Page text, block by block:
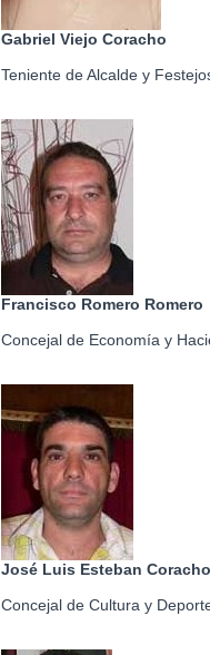
Gabriel Viejo Coracho
Teniente de Alcalde y
Francisco Romero Romero
Concejal de Economía y
José Luis Esteban Coracho
Concejal de Cultura y